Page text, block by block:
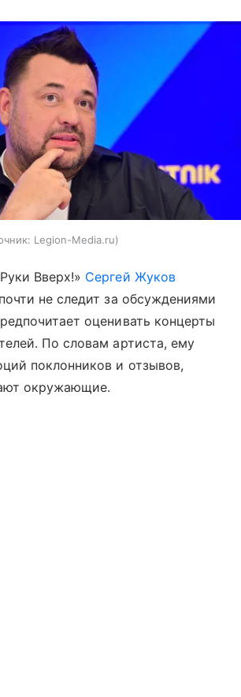
Legion-Media.ru
Вверх!» Сергей Жуков
не следит за обсуждениями
оценивать концерты
По словам артиста, ему
поклонников и отзывов,
окружающие.